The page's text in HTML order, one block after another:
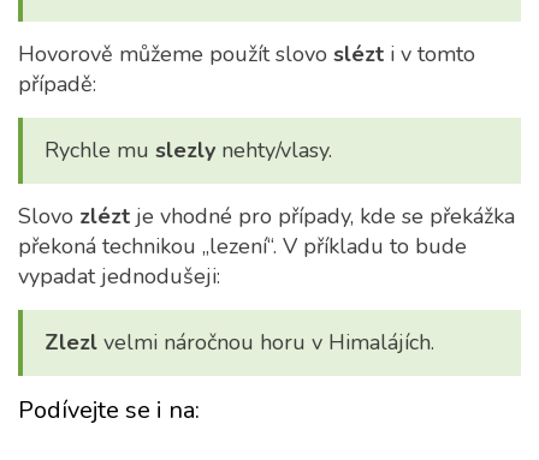
Hovorově můžeme použít slovo slézt i v tomto
případě:
Rychle mu slezly nehty/vlasy.
Slovo zlézt je vhodné pro případy, kde se překážka
překoná technikou „lezení“. V příkladu to bude
vypadat jednodušeji:
Zlezl velmi náročnou horu v Himalájích.
Podívejte se i na: